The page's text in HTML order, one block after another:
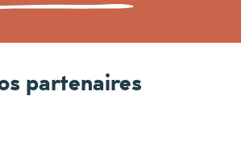
partenaires